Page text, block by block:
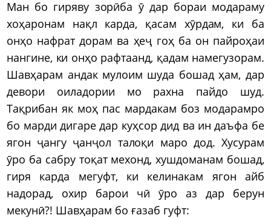
Ман бо гиряву зорӣба ӯ дар бораи модараму
хоҳаронам нақл карда, қасам хӯрдам, ки ба
онҳо нафрат дорам ва ҳеҷ гоҳ ба он пайроҳаи
нангине, ки онҳо рафтаанд, қадам намегузорам.
Шавҳарам андак мулоим шуда бошад ҳам, дар
девори оиладории мо рахна пайдо шуд.
Тақрибан як моҳ пас мардакам боз модарамро
бо марди дигаре дар куҳсор дид ва ин даъфа бе
ягон ҷангу ҷанҷол талоқи маро дод. Хусурам
ӯро ба сабру тоқат мехонд, хушдоманам бошад,
гиря карда мегуфт, ки келинакам ягон айб
надорад, охир барои чӣ ӯро аз дар берун
мекунӣ?! Шавҳарам бо ғазаб гуфт: